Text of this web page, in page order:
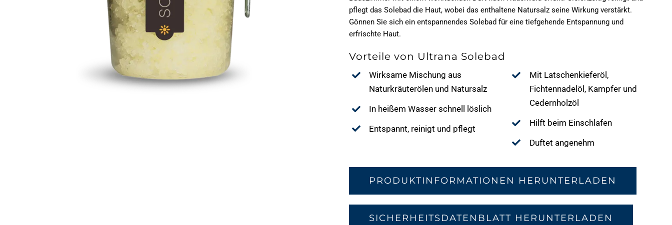
pflegt das Solebad die Haut, wobei das enthaltene Natursalz seine Wirkung verstärkt.
Gönnen Sie sich ein entspannendes Solebad für eine tiefgehende Entspannung und
erfrischte Haut.
Vorteile von Ultrana Solebad
Wirksame Mischung aus
Naturkräuterölen und Natursalz
In heißem Wasser schnell löslich
Entspannt, reinigt und pflegt
Mit Latschenkieferöl,
Fichtennadelöl, Kampfer und
Cedernholzöl
Hilft beim Einschlafen
Duftet angenehm
PRODUKTINFORMATIONEN HERUNTERLADEN
SICHERHEITSDATENBLATT HERUNTERLADEN